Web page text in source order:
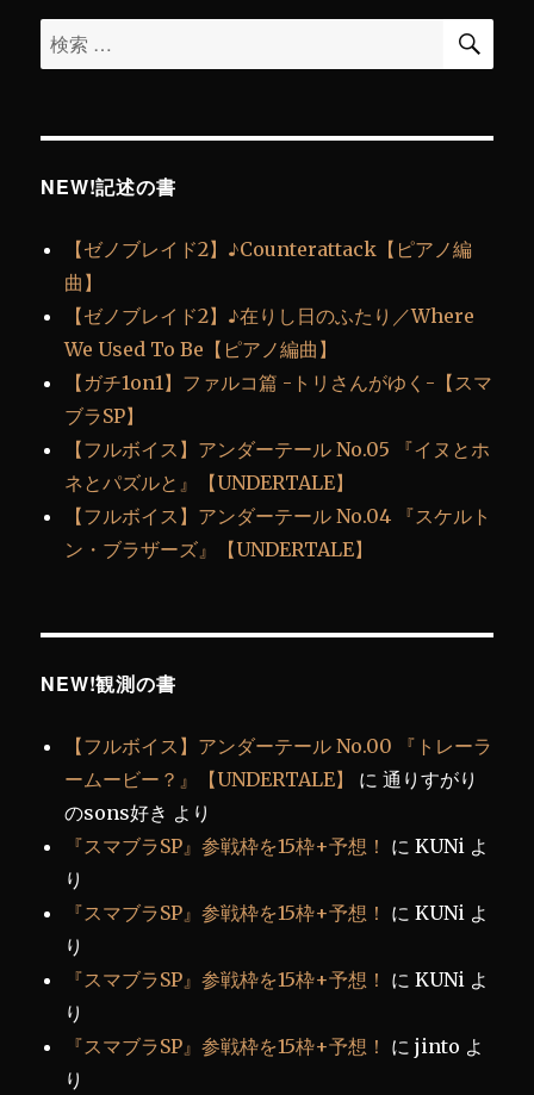
検
索
象:
検
NEW!記述の書
【ゼノブレイド2】♪Counterattack【ピアノ編
曲】
【ゼノブレイド2】♪在りし日のふたり／Where
We Used To Be【ピアノ編曲】
【ガチ1on1】ファルコ篇 -トリさんがゆく-【スマ
ブラSP】
【フルボイス】アンダーテール No.05 『イヌとホ
ネとパズルと』【UNDERTALE】
【フルボイス】アンダーテール No.04 『スケルト
ン・ブラザーズ』【UNDERTALE】
NEW!観測の書
【フルボイス】アンダーテール No.00 『トレーラ
ームービー？』【UNDERTALE】
に通りすがり
のsons好き より
『スマブラSP』参戦枠を15枠+予想！ にKUNi よ
り
『スマブラSP』参戦枠を15枠+予想！ にKUNi よ
り
『スマブラSP』参戦枠を15枠+予想！ にKUNi よ
り
『スマブラSP』参戦枠を15枠+予想！ にjinto よ
り